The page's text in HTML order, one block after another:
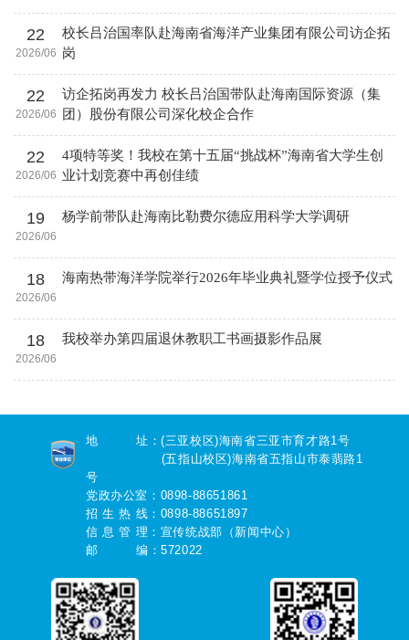
22
2026/06
校长吕治国率队赴海南省海洋产业集团有限公司访企拓
岗
22
2026/06
访企拓岗再发力 校长吕治国带队赴海南国际资源（集
团）股份有限公司深化校企合作
22
2026/06
4项特等奖！我校在第十五届“挑战杯”海南省大学生创
业计划竞赛中再创佳绩
19
2026/06
杨学前带队赴海南比勒费尔德应用科学大学调研
18
2026/06
海南热带海洋学院举行2026年毕业典礼暨学位授予仪式
18
2026/06
我校举办第四届退休教职工书画摄影作品展
地 址：(三亚校区)海南省三亚市育才路1号
(五指山校区)海南省五指山市泰翡路1
号
党政办公室：0898-88651861
招 生 热 线：0898-88651897
信 息 管 理：宣传统战部（新闻中心）
邮 编：572022